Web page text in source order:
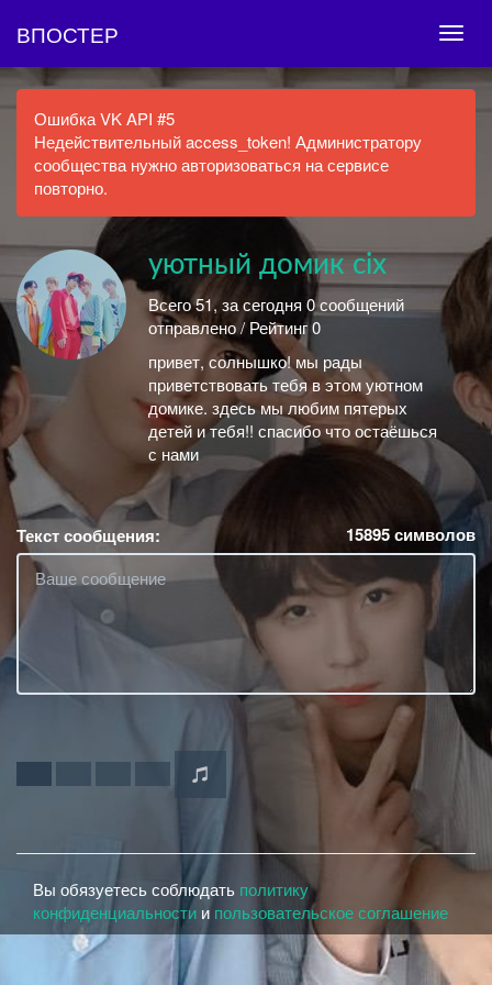
ВПОСТЕР
Ошибка VK API #5
Недействительный access_token! Администратору
сообщества нужно авторизоваться на сервисе
повторно.
уютный домик cix
Всего 51, за сегодня 0 сообщений
отправлено / Рейтинг 0
привет, солнышко! мы рады
приветствовать тебя в этом уютном
домике. здесь мы любим пятерых
детей и тебя!! спасибо что остаёшься
с нами
Текст сообщения: 15895символов
Вы обязуетесь соблюдать политику
конфиденциальности и пользовательское соглашение